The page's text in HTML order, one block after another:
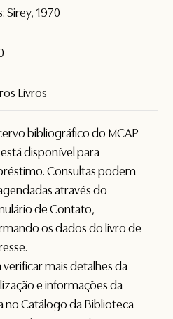
Sirey, 1970
Livros
bibliográfico do MCAP
disponível para
Consultas podem
através do
deContato,
os dados do livro de
verificar mais detalhes da
e informações da
no Catálogo da Biblioteca